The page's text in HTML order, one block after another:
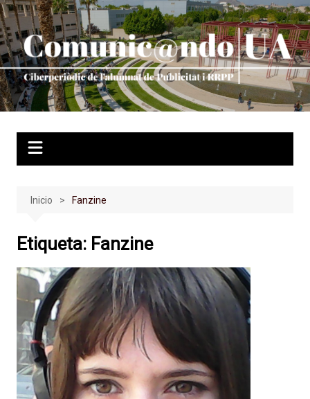
Saltar
al
contenido
Inicio Fanzine
Etiqueta: Fanzine